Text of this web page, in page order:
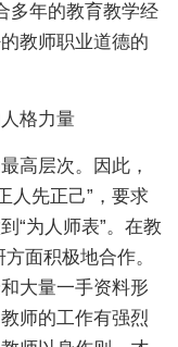
多年的教育教学经
教师职业道德的
格力量
层次。因此，
人先正己”，要求
“为人师表”。在教
面积极地合作。
大量一手资料形
师的工作有强烈